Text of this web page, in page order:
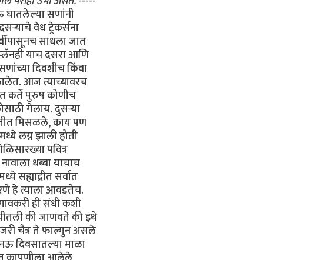
सणांनी
वेध ट्रेकर्सना
साधला जात
याच दसरा आणि
दिवशीच किंवा
आज त्याच्यावरच
कर्ते पुरुष कोणीच
गेलाय. दुसर्‍या
मिसळले, काय पण
लग्न झाली होती
पवित्र
धब्बा याचाच
सह्याद्रीत सर्वात
हे त्याला आवडतेच.
ही संधी कशी
की जाणवते की इथे
चैत्र ते फाल्गुन असले
दिवसातल्या माळा